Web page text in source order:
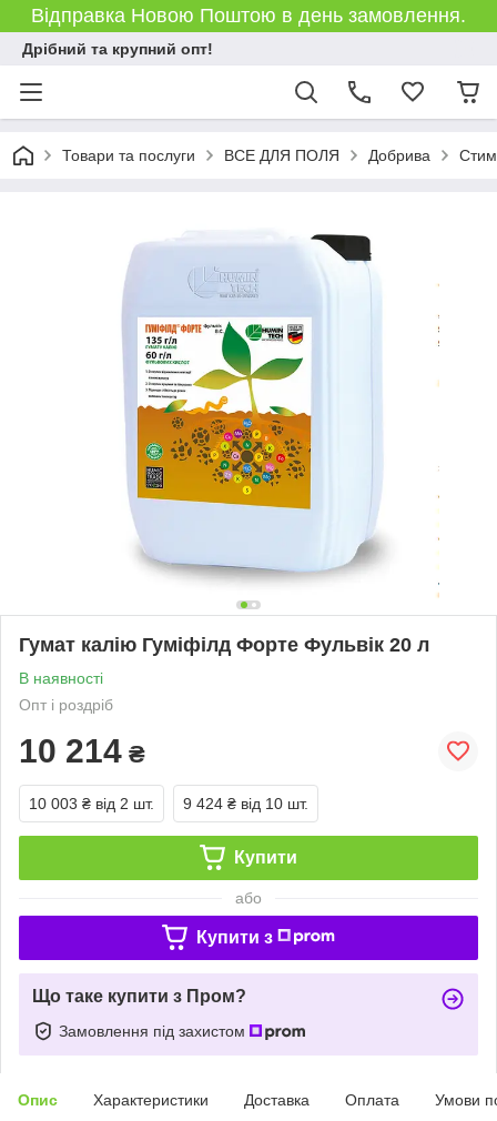
Відправка Новою Поштою в день замовлення.
Дрібний та крупний опт!
Товари та послуги ВСЕ ДЛЯ ПОЛЯ Добрива
Гумат калію Гуміфілд Форте Фульвік 20 л
В наявності
Опт і роздріб
10 214 ₴
10 003 ₴ від 2 шт. 9 424 ₴ від 10 шт.
Купити
або
Купити з
Що таке купити з Пром?
Замовлення під захистом
Опис Характеристики Доставка Оплата Умови